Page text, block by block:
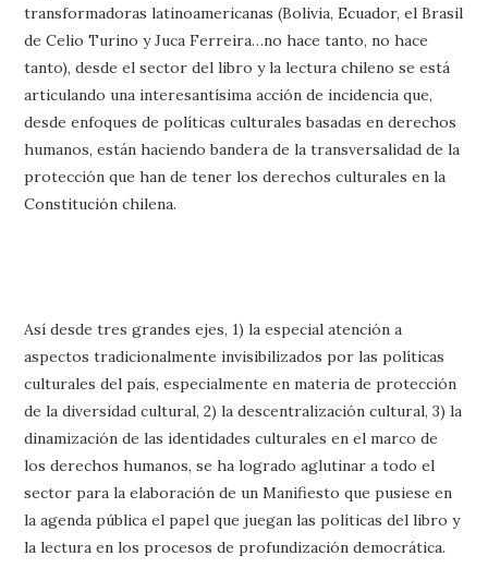
transformadoras latinoamericanas (Bolivia, Ecuador, el Brasil
de Celio Turino y Juca Ferreira…no hace tanto, no hace
tanto), desde el sector del libro y la lectura chileno se está
articulando una interesantísima acción de incidencia que,
desde enfoques de políticas culturales basadas en derechos
humanos, están haciendo bandera de la transversalidad de la
protección que han de tener los derechos culturales en la
Constitución chilena.
Así desde tres grandes ejes, 1) la especial atención a
aspectos tradicionalmente invisibilizados por las políticas
culturales del país, especialmente en materia de protección
de la diversidad cultural, 2) la descentralización cultural, 3) la
dinamización de las identidades culturales en el marco de
los derechos humanos, se ha logrado aglutinar a todo el
sector para la elaboración de un Manifiesto que pusiese en
la agenda pública el papel que juegan las políticas del libro y
la lectura en los procesos de profundización democrática.